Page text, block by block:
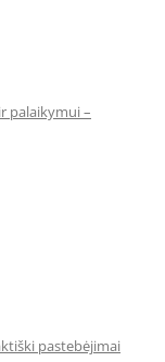
palaikymui –
pastebėjimai